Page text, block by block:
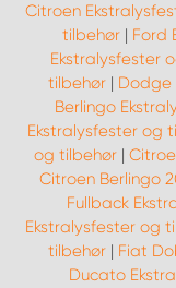
Citroen
tilbehør | Ford
Ekstralysfester
tilbehør | Dodge
Berlingo
Ekstralysfester og
og tilbehør|
Citroen Berlingo
Fullback
Ekstralysfester og
tilbehør | Fiat
Ducato